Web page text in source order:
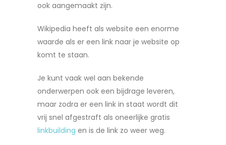
ook aangemaakt zijn.
Wikipedia heeft als website een enorme
waarde als er een link naar je website op
komt te staan.
Je kunt vaak wel aan bekende
onderwerpen ook een bijdrage leveren,
maar zodra er een link in staat wordt dit
vrij snel afgestraft als oneerlijke gratis
linkbuilding en is de link zo weer weg.